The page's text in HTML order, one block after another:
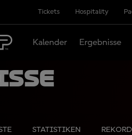
Tickets Hospitality
Kalender Ergebnisse
STATISTIKEN